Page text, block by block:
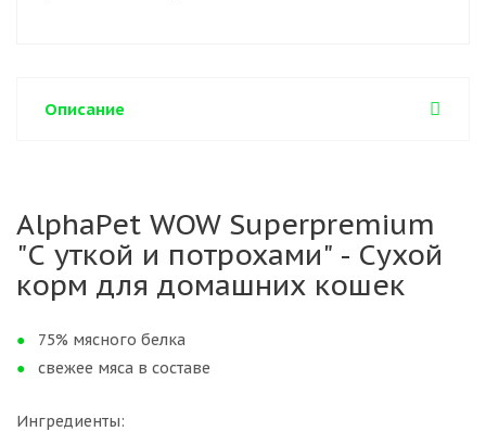
Описание
AlphaPet WOW Superpremium
"С уткой и потрохами" - Сухой
корм для домашних кошек
75% мясного белка
свежее мяса в составе
Ингредиенты: